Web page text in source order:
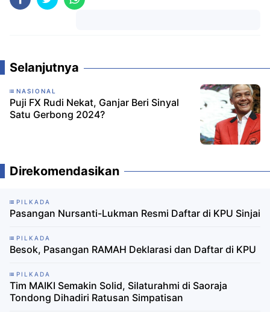
Selanjutnya
NASIONAL
Puji FX Rudi Nekat, Ganjar Beri Sinyal
Satu Gerbong 2024?
Direkomendasikan
PILKADA
Pasangan Nursanti-Lukman Resmi Daftar di KPU Sinjai
PILKADA
Besok, Pasangan RAMAH Deklarasi dan Daftar di KPU
PILKADA
Tim MAIKI Semakin Solid, Silaturahmi di Saoraja
Tondong Dihadiri Ratusan Simpatisan